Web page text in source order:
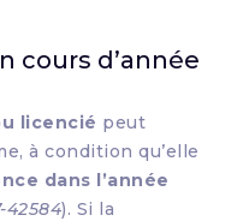
cours d’année
licencié peut
à condition qu’elle
dans l’année
42584). Si la